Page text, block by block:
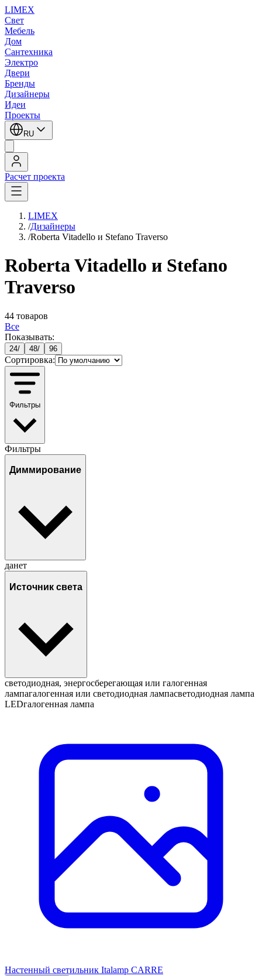
LIMEX
Свет
Мебель
Дом
Сантехника
Электро
Двери
Бренды
Дизайнеры
Идеи
Проекты
RU
Расчет проекта
LIMEX
/Дизайнеры
/Roberta Vitadello и Stefano Traverso
Roberta Vitadello и Stefano
Traverso
44 товаров
Все
Показывать:
24/ 48/ 96
Сортировка:
Фильтры
Фильтры
Диммирование
данет
Источник света
светодиодная, энергосберегающая или галогенная
лампагалогенная или светодиодная лампасветодиодная лампа
LEDгалогенная лампа
Настенный светильник Italamp CARRE